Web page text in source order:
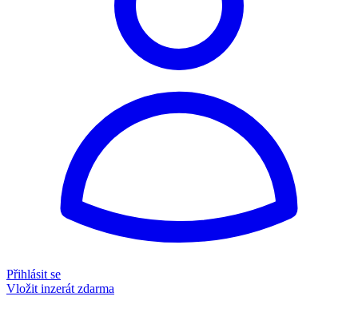
Přihlásit se
Vložit inzerát zdarma